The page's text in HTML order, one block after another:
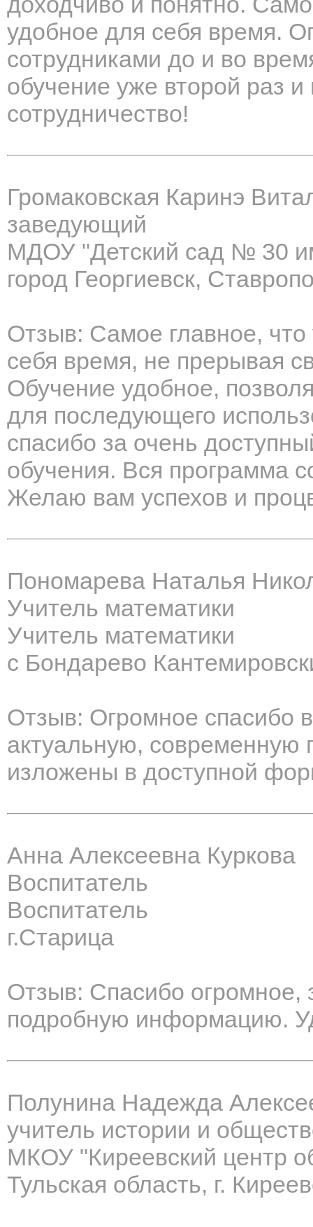
удобное для себя время.
сотрудниками до и во
обучение уже второй раз
сотрудничество!
Громаковская Каринэ
заведующий
МДОУ "Детский сад № 30
город Георгиевск,
Отзыв: Самое главное,
себя время, не прерывая
Обучение удобное,
для последующего
спасибо за очень
обучения. Вся программа
Желаю вам успехов и
Пономарева Наталья
Учитель математики
Учитель математики
с Бондарево
Отзыв: Огромное спасибо
актуальную, современную
изложены в доступной
Анна Алексеевна Куркова
Воспитатель
Воспитатель
г.Старица
Отзыв: Спасибо
подробную информацию.
Полунина Надежда
учитель истории и
МКОУ "Киреевский центр
Тульская область, г.